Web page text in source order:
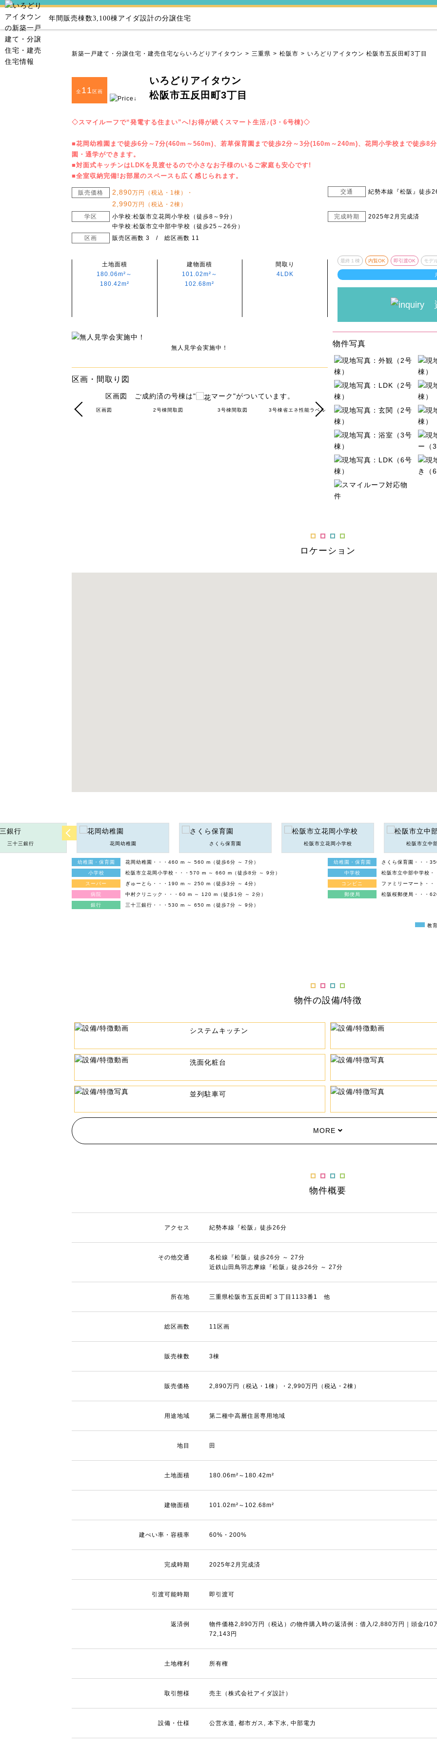
年間販売棟数3,100棟アイダ設計の分譲住宅
新築一戸建て・分譲住宅・建売住宅ならいろどりアイタウン 三重県 松阪市 いろどりアイタウン 松阪市五反田町3丁目
全11区画
いろどりアイタウン
松阪市五反田町3丁目
◇スマイルーフで“発電する住まい”へ!お得が続くスマート生活♪(3・6号棟)◇
■花岡幼稚園まで徒歩6分～7分(460m～560m)、若草保育園まで徒歩2分～3分(160m～240m)、花岡小学校まで徒歩8
園・通学ができます。
■対面式キッチンはLDKを見渡せるので小さなお子様のいるご家庭も安心です!
■全室収納完備!お部屋のスペースも広く感じられます。
販売価格 2,890万円（税込・1棟）・
2,990万円（税込・2棟）
交通 紀勢本線『松阪』徒歩
学区
小学校:松阪市立花岡小学校（徒歩8～9分）
中学校:松阪市立中部中学校（徒歩25～26分）
完成時期 2025年2月完成済
区画 販売区画数 3 / 総区画数 11
土地面積
180.06m²～
180.42m²
建物面積
101.02m²～
102.68m²
間取り
4LDK
最終１棟 内覧OK 即引渡OK モデ
無人見学会実施中！
区画・間取り図
区画図 ご成約済の号棟は" マーク"がついています。
区画図 2号棟間取図 3号棟間取図 3号棟省エネ性能ラベル 6号棟間取図 区画図
物件写真
ロケーション
三十三銀行 花岡幼稚園 さくら保育園 松阪市立花岡小学校 松阪市立中
幼稚園・保育園 花岡幼稚園・・・460 m ～ 560 m（徒歩6分 ～ 7分） 幼稚園・保育園
さくら保育園・・・
小学校
松阪市立花岡小学校・・・570 m ～ 660 m（徒歩8分 ～ 9分） 中学校
松阪市立中部中学校
スーパー
ぎゅーとら・・・190 m ～ 250 m（徒歩3分 ～ 4分） コンビニ
ファミリーマート・
病院
中村クリニック・・・60 m ～ 120 m（徒歩1分 ～ 2分） 郵便局
松阪桜郵便局・・・
銀行
三十三銀行・・・530 m ～ 650 m（徒歩7分 ～ 9分）
教
物件の設備/特徴
システムキッチン
洗面化粧台
並列駐車可
MORE
物件概要
アクセス 紀勢本線『松阪』徒歩26分
その他交通
名松線『松阪』徒歩26分 ～ 27分
近鉄山田鳥羽志摩線『松阪』徒歩26分 ～ 27分
所在地 三重県松阪市五反田町３丁目1133番1 他
総区画数 11区画
販売棟数 3棟
販売価格 2,890万円（税込・1棟）・2,990万円（税込・2棟）
用途地域 第二種中高層住居専用地域
地目 田
土地面積 180.06m²～180.42m²
建物面積 101.02m²～102.68m²
建ぺい率・容積率 60%・200%
完成時期 2025年2月完成済
引渡可能時期 即引渡可
返済例
物件価格2,890万円（税込）の物件購入時の返済例：借入/2,880万円｜頭金/
72,143円
土地権利 所有権
取引態様 売主（株式会社アイダ設計）
設備・仕様 公営水道, 都市ガス, 本下水, 中部電力